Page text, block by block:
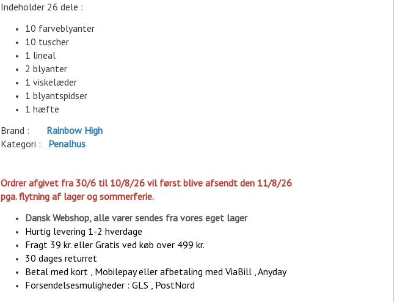
Indeholder 26 dele :
10 farveblyanter
10 tuscher
1 lineal
2 blyanter
1 viskelæder
1 blyantspidser
1 hæfte
Brand : Rainbow High
Kategori : Penalhus
Ordrer afgivet fra 30/6 til 10/8/26 vil først blive afsendt den 11/8/26
pga. flytning af lager og sommerferie.
Dansk Webshop, alle varer sendes fra vores eget lager
Hurtig levering 1-2 hverdage
Fragt 39 kr. eller Gratis ved køb over 499 kr.
30 dages returret
Betal med kort , Mobilepay eller afbetaling med ViaBill , Anyday
Forsendelsesmuligheder : GLS , PostNord